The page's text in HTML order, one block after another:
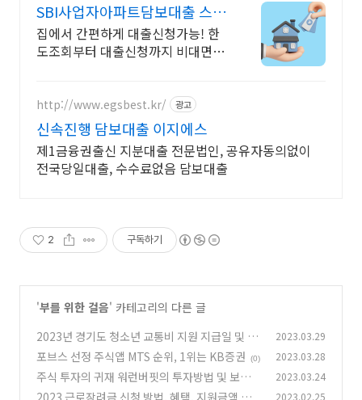
SBI사업자아파트담보대출 스트
레스DSR 고민 그만
집에서 간편하게 대출신청가능! 한
도조회부터 대출신청까지 비대면으
http://www.egsbest.kr/ 광고
신속진행 담보대출 이지에스
제1금융권출신 지분대출 전문법인, 공유자동의없이
전국당일대출, 수수료없음 담보대출
2 구독하기
'부를 위한 걸음' 카테고리의 다른 글
2023년 경기도 청소년 교통비 지원 지급일 및 지
원사항 변경 신청
(1)
2023.03.29
포브스 선정 주식앱 MTS 순위, 1위는 KB증권 (0) 2023.03.28
주식 투자의 귀재 워런버핏의 투자방법 및 보유주
식 (1)
2023.03.24
2023 근로장려금 신청 방법, 혜택, 지원금액 제
2023.02.25